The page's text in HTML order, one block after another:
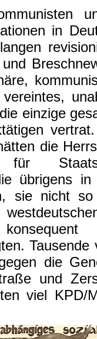
in
einzige
die
für
übrigens
sie nicht
die
und
viel KPD/